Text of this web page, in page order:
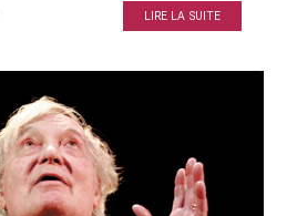
LIRE LA SUITE